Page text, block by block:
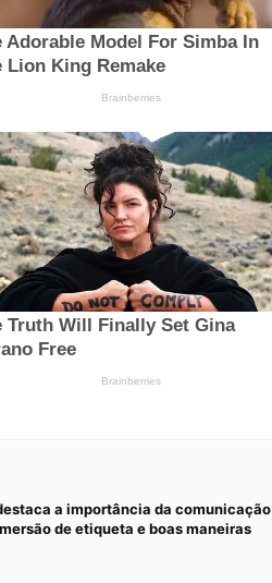
a importância da comunicação
de etiqueta e boas maneiras